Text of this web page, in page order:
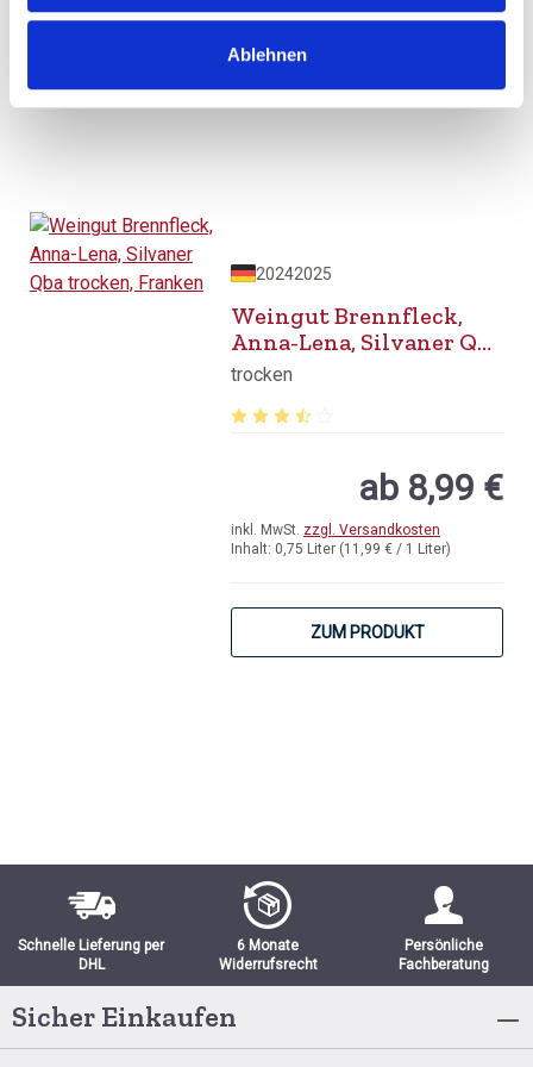
Ablehnen
20242025
Weingut Brennfleck,
Anna-Lena, Silvaner Qba
trocken, Franken
trocken
Inhalt: 0,75 Liter (11,99 € / 1 Liter)
inkl. MwSt. zzgl. Versandkosten
ab 8,99 €
ZUM PRODUKT
Schnelle Lieferung per
DHL
6 Monate
Widerrufsrecht
Persönliche
Fachberatung
Sicher Einkaufen